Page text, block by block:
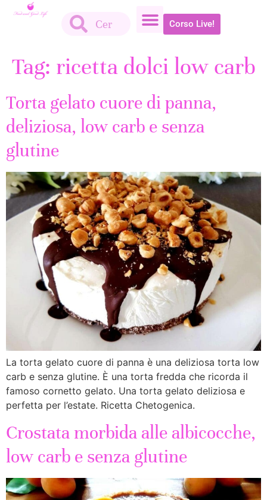
Corso Live!
Tag: ricetta dolci low carb
Torta gelato cuore di panna,
deliziosa, low carb e senza
glutine
La torta gelato cuore di panna è una deliziosa torta low
carb e senza glutine. È una torta fredda che ricorda il
famoso cornetto gelato. Una torta gelato deliziosa e
perfetta per l’estate. Ricetta Chetogenica.
Crostata morbida alle albicocche,
low carb e senza glutine